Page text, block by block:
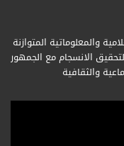
والمعلوماتية المتوازنة
الانسجام مع الجمهور
والثقافية